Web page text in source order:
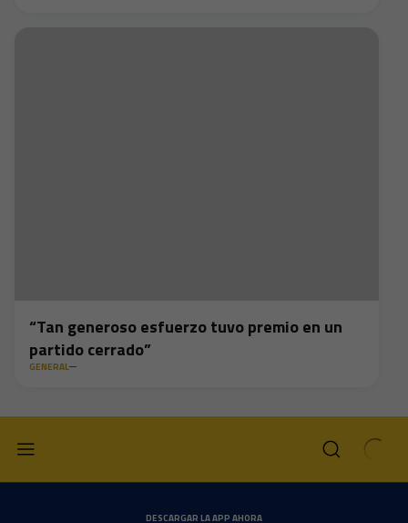
“Tan generoso esfuerzo tuvo premio en un
partido cerrado”
GENERAL
DESCARGAR LA APP AHORA